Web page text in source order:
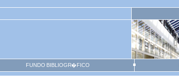
FUNDO BIBLIOGR�FICO